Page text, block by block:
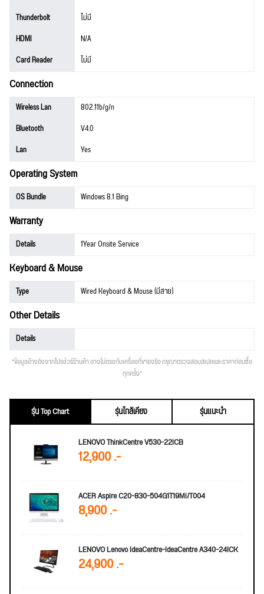
Thunderbolt
ไม่มี
HDMI
N/A
Card Reader
ไม่มี
Connection
Wireless Lan
802.11b/g/n
Bluetooth
V4.0
Lan
Yes
Operating System
OS Bundle Windows 8.1 Bing
Warranty
Details 1Year Onsite Service
Keyboard & Mouse
Type Wired Keyboard & Mouse (มีสาย)
Other Details
Details
*ข้อมูลอ้างอิงจากโปรชัวร์ร้านค้า อาจไม่ตรงกับเครื่องที่ขายจริง กรุณาตรวจสอบสเปคและราคาก่อนซื้อ
ทุกครั้ง*
รุ่น Top Chart รุ่นใกล้เคียง
รุ่นแนะนำ
LENOVO ThinkCentre V530-22ICB
12,900 .-
ACER Aspire C20-830-504G1T19Mi/T004
8,900 .-
LENOVO Lenovo IdeaCentre-IdeaCentre A340-24ICK
24,900 .-